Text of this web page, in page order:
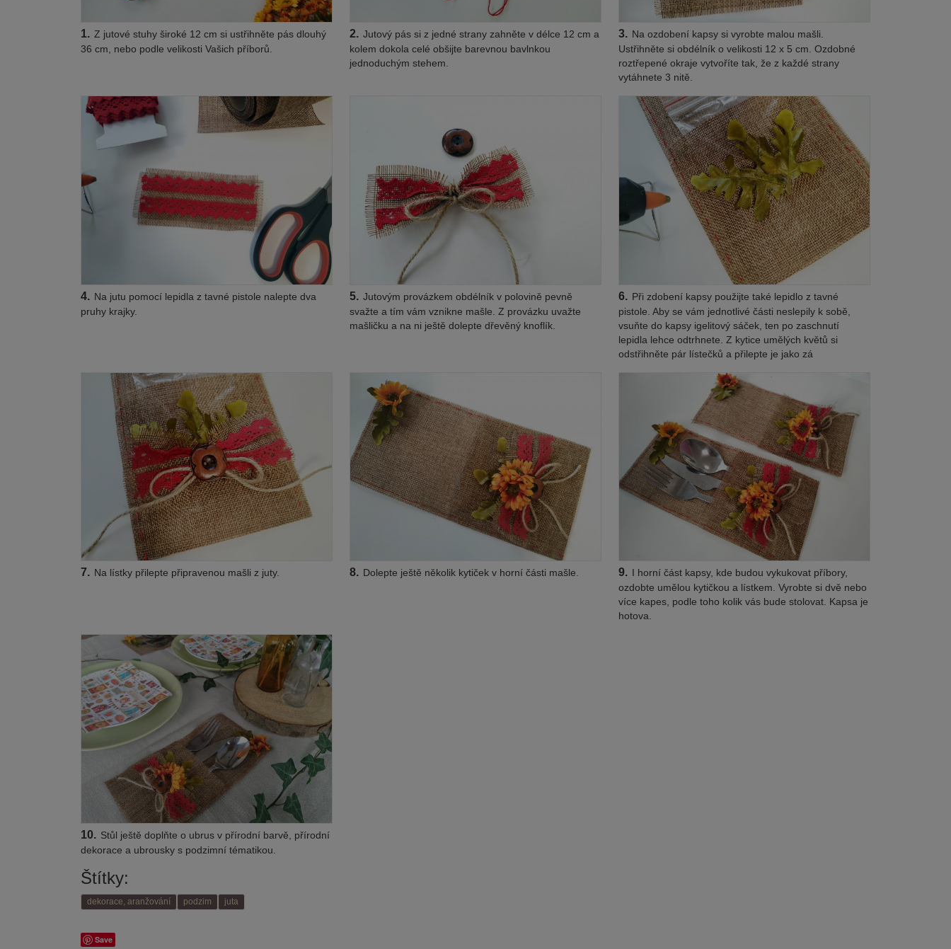
1. Z jutové stuhy široké 12 cm si ustřihněte pás dlouhý
36 cm, nebo podle velikosti Vašich příborů.
2. Jutový pás si z jedné strany zahněte v délce 12 cm a
kolem dokola celé obšijte barevnou bavlnkou
jednoduchým stehem.
3. Na ozdobení kapsy si vyrobte malou mašli.
Ustřihněte si obdélník o velikosti 12 x 5 cm. Ozdobné
roztřepené okraje vytvoříte tak, že z každé strany
vytáhnete 3 nitě.
4. Na jutu pomocí lepidla z tavné pistole nalepte dva
pruhy krajky.
5. Jutovým provázkem obdélník v polovině pevně
svažte a tím vám vznikne mašle. Z provázku uvažte
mašličku a na ni ještě dolepte dřevěný knoflík.
6. Při zdobení kapsy použijte také lepidlo z tavné
pistole. Aby se vám jednotlivé části neslepily k sobě,
vsuňte do kapsy igelitový sáček, ten po zaschnutí
lepidla lehce odtrhnete. Z kytice umělých květů si
odstřihněte pár lístečků a přilepte je jako zá
7. Na lístky přilepte připravenou mašli z juty. 8. Dolepte ještě několik kytiček v horní části mašle. 9. I horní část kapsy, kde budou vykukovat příbory,
ozdobte umělou kytičkou a lístkem. Vyrobte si dvě nebo
více kapes, podle toho kolik vás bude stolovat. Kapsa je
hotova.
10. Stůl ještě doplňte o ubrus v přírodní barvě, přírodní
dekorace a ubrousky s podzimní tématikou.
Štítky:
dekorace, aranžování podzim juta
Save